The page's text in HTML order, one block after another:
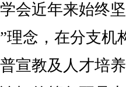
会近年来始终
理念，在分支机
宣教及人才培